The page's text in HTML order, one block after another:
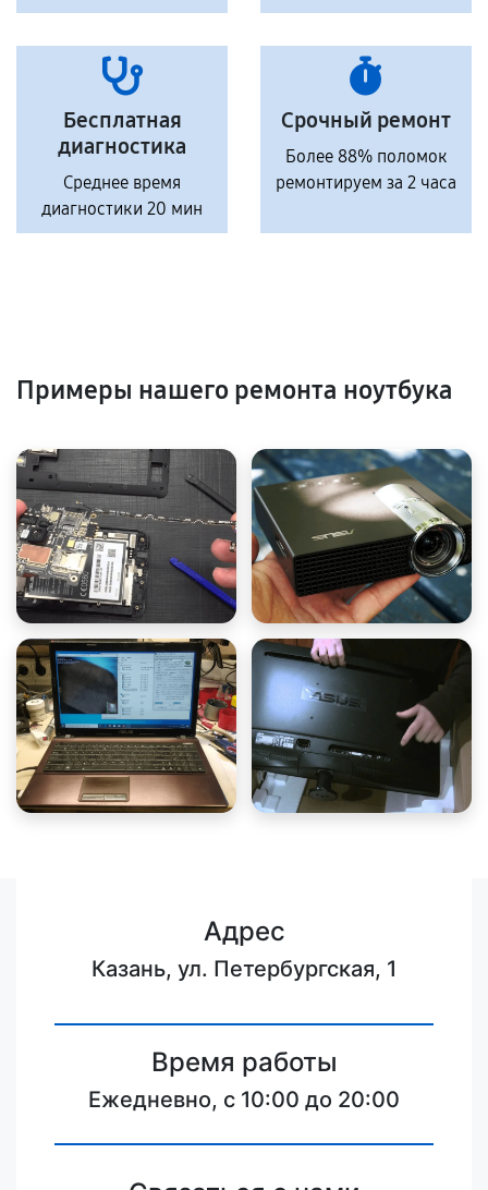
Бесплатная
диагностика
Среднее время
диагностики 20 мин
Срочный ремонт
Более 88% поломок
ремонтируем за 2 часа
Примеры нашего ремонта ноутбука
Адрес
Казань, ул. Петербургская, 1
Время работы
Ежедневно, с 10:00 до 20:00